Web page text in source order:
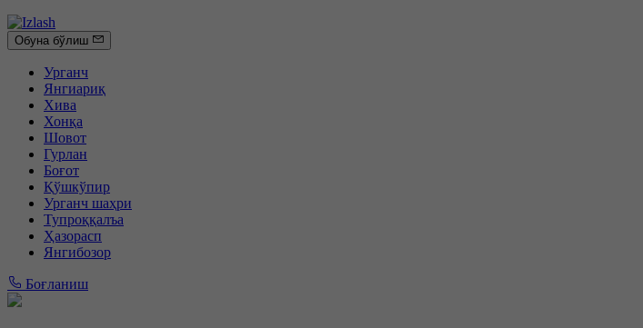
Обуна бўлиш
Урганч
Янгиариқ
Хива
Хонқа
Шовот
Гурлан
Боғот
Қўшкўпир
Урганч шаҳри
Тупроққалъа
Ҳазорасп
Янгибозор
Боғланиш